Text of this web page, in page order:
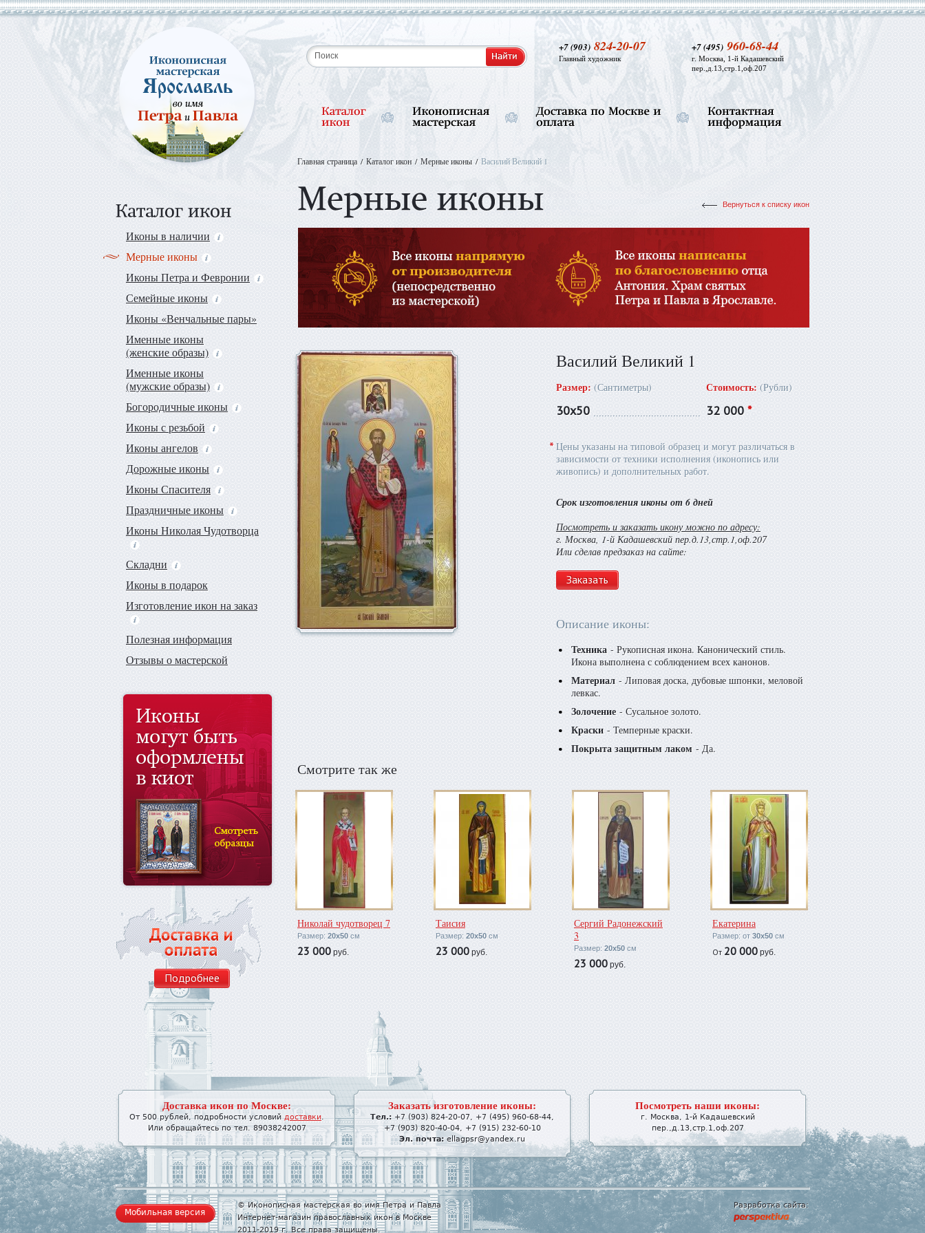
+7 (495)960-68-44
г. Москва, 1-й Кадашевский
пер.,д.13,стр.1,оф.207
+7 (903)824-20-07
Главный художник
Иконы в наличии
Мерные иконы
Иконы Петра и Февронии
Семейные иконы
Иконы «Венчальные пары»
Именные иконы
(женские образы)
Именные иконы
(мужские образы)
Богородичные иконы
Иконы с резьбой
Иконы ангелов
Дорожные иконы
Иконы Спасителя
Праздничные иконы
Иконы Николая Чудотворца
Складни
Иконы в подарок
Изготовление икон на заказ
Полезная информация
Отзывы о мастерской
Подробнее
Главная страница Каталог икон Мерные иконы Василий Великий 1
Вернуться к списку икон
Василий Великий 1
Размер: (Сантиметры) Стоимость: (Рубли)
30х50 32 000 *
* Цены указаны на типовой образец и могут различаться в
зависимости от техники исполнения (иконопись или
живопись) и дополнительных работ.
Срок изготовления иконы от 6 дней
Посмотреть и заказать икону можно по адресу:
г. Москва, 1-й Кадашевский пер.д.13,стр.1,оф.207
Или сделав предзаказ на сайте:
Заказать
Описание иконы:
Техника - Рукописная икона. Канонический стиль.
Икона выполнена с соблюдением всех канонов.
Материал - Липовая доска, дубовые шпонки, меловой
левкас.
Золочение - Сусальное золото.
Краски - Темперные краски.
Покрыта защитным лаком - Да.
Смотрите так же
Николай чудотворец 7
Размер: 20х50 см
23 000 руб.
Таисия
Размер: 20х50 см
23 000 руб.
Сергий Радонежский
3
Размер: 20х50 см
23 000 руб.
Екатерина
Размер: от 30х50 см
От 20 000 руб.
Доставка икон по Москве:
От 500 рублей, подробности условийдоставки.
Или обращайтесь по тел. 89038242007
Заказать изготовление иконы:
Тел.: +7 (903) 824-20-07, +7 (495) 960-68-44,
+7 (903) 820-40-04, +7 (915) 232-60-10
Эл. почта: ellagpsr@yandex.ru
Посмотреть наши иконы:
г. Москва, 1-й Кадашевский
пер.,д.13,стр.1,оф.207
Мобильная версия
© Иконописная мастерская во имя Петра и Павла
Интернет-магазин православных икон в Москве
2011-2019 г. Все права защищены.
Разработка сайта: